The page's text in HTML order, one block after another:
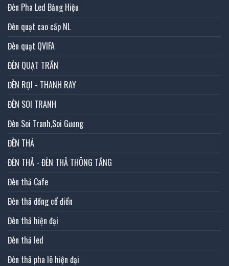
Đèn Pha Led Bảng Hiệu
Đèn quạt cao cấp NL
Đèn quạt QVIFA
ĐÈN QUẠT TRẦN
ĐÈN RỌI - THANH RAY
ĐÈN SOI TRANH
Đèn Soi Tranh,Soi Gương
ĐÈN THẢ
ĐÈN THẢ - ĐÈN THẢ THÔNG TẦNG
Đèn thả Cafe
Đèn thả đồng cổ điển
Đèn thả hiện đại
Đèn thả led
Đèn thả pha lê hiện đại